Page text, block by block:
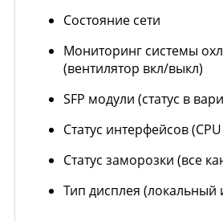
Состояние сети
Мониторинг системы
(вентилятор вкл/выкл)
SFP модули (статус в
Статус интерфейсов
Статус заморозки (все
Тип дисплея (локальный